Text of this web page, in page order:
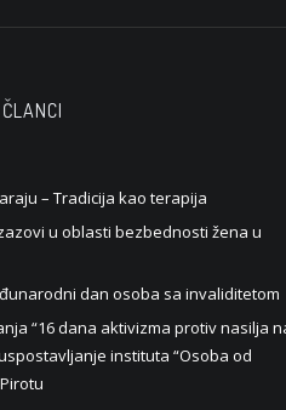
– Tradicija kao terapija
u oblasti bezbednosti žena u
dan osoba sa invaliditetom
“16 dana aktivizma protiv nasilja
instituta “Osoba od